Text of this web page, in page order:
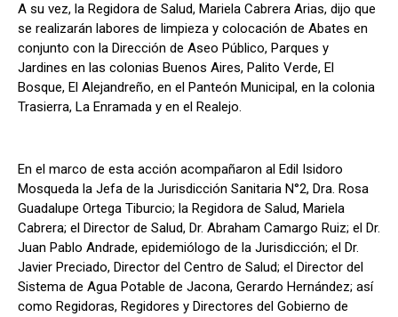
A su vez, la Regidora de Salud, Mariela Cabrera Arias, dijo que
se realizarán labores de limpieza y colocación de Abates en
conjunto con la Dirección de Aseo Público, Parques y
Jardines en las colonias Buenos Aires, Palito Verde, El
Bosque, El Alejandreño, en el Panteón Municipal, en la colonia
Trasierra, La Enramada y en el Realejo.
En el marco de esta acción acompañaron al Edil Isidoro
Mosqueda la Jefa de la Jurisdicción Sanitaria N°2, Dra. Rosa
Guadalupe Ortega Tiburcio; la Regidora de Salud, Mariela
Cabrera; el Director de Salud, Dr. Abraham Camargo Ruiz; el Dr.
Juan Pablo Andrade, epidemiólogo de la Jurisdicción; el Dr.
Javier Preciado, Director del Centro de Salud; el Director del
Sistema de Agua Potable de Jacona, Gerardo Hernández; así
como Regidoras, Regidores y Directores del Gobierno de